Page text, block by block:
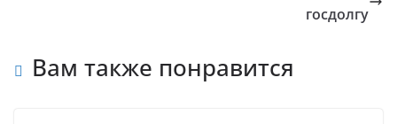
госдолгу
Вам также понравится